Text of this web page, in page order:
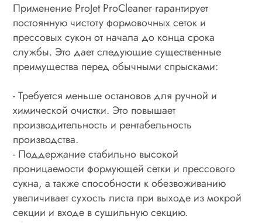
Применение ProJet ProCleaner гарантирует
постоянную чистоту формовочных сеток и
прессовых сукон от начала до конца срока
службы. Это дает следующие существенные
преимущества перед обычными спрысками:
- Требуется меньше остановов для ручной и
химической очистки. Это повышает
производительность и рентабельность
производства.
- Поддержание стабильно высокой
проницаемости формующей сетки и прессового
сукна, а также способности к обезвоживанию
увеличивает сухость листа при выходе из мокрой
секции и входе в сушильную секцию.